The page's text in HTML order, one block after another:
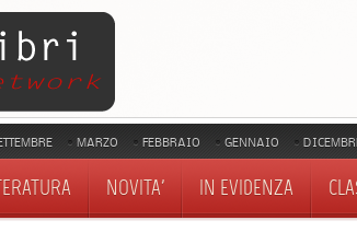
MARZO FEBBRAIO GENNAIO
NOVITA' IN EVIDENZA